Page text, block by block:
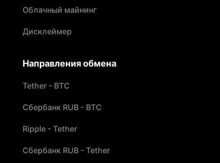
Облачный майнинг
Дисклеймер
Направления обмена
Tether - BTC
Сбербанк RUB - BTC
Ripple - Tether
Сбербанк RUB - Tether